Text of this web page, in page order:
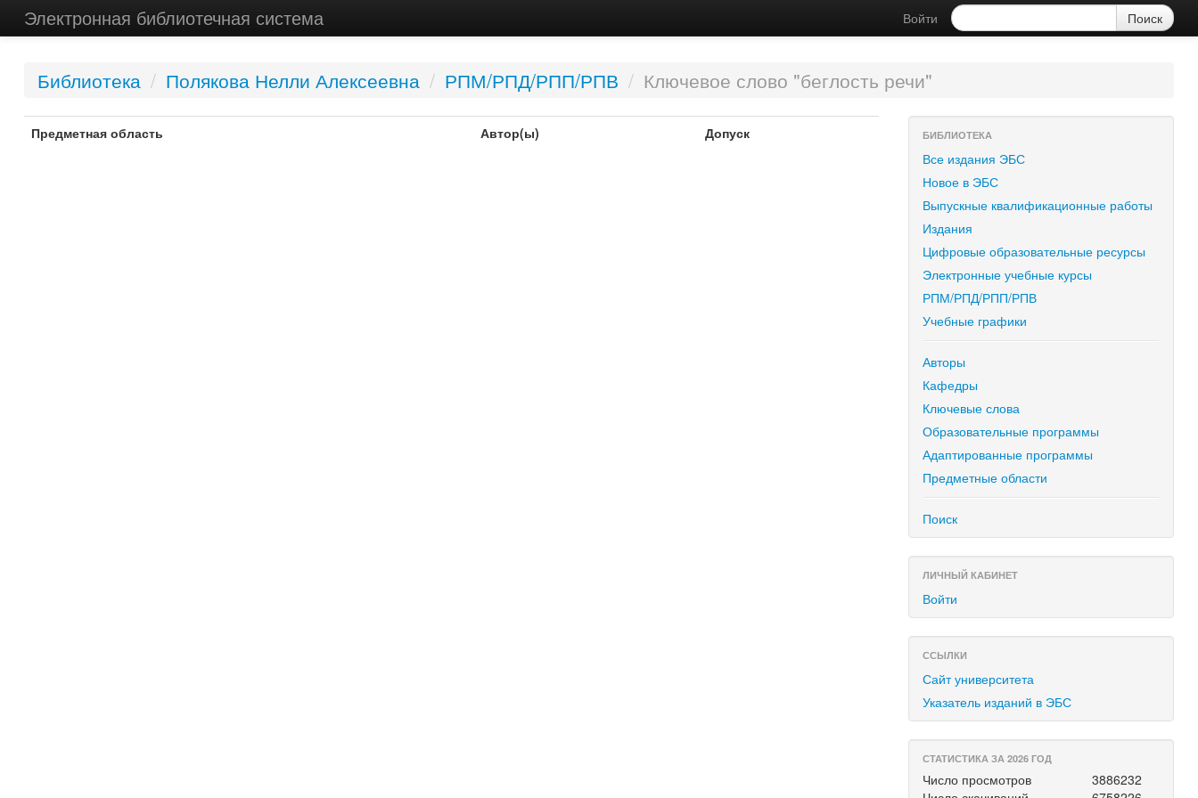
Электронная библиотечная система Войти
Библиотека / Полякова Нелли Алексеевна / РПМ/РПД/РПП/РПВ / Ключевое слово "беглость речи"
Предметная область Автор(ы) Допуск БИБЛИОТЕКА
Все издания ЭБС
Новое в ЭБС
Выпускные квалификационные работы
Издания
Цифровые образовательные ресурсы
Электронные учебные курсы
РПМ/РПД/РПП/РПВ
Учебные графики
Авторы
Кафедры
Ключевые слова
Образовательные программы
Адаптированные программы
Предметные области
Поиск
ЛИЧНЫЙ КАБИНЕТ
Войти
ССЫЛКИ
Сайт университета
Указатель изданий в ЭБС
СТАТИСТИКА ЗА 2026 ГОД
Число просмотров
3886232